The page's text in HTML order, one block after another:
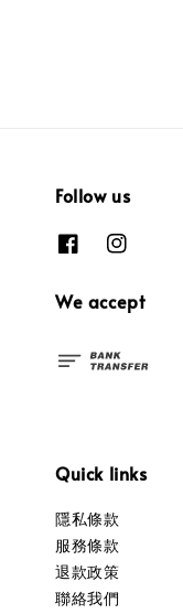
Follow us
We accept
Quick links
隱私條款
服務條款
退款政策
聯絡我們